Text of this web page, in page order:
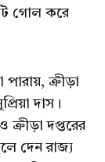
গোল করে
ক্রীড়া
দাস।
দপ্তরের
দেন রাজ্য